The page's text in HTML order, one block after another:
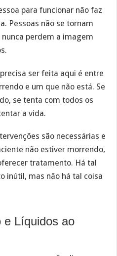
para funcionar não faz
Pessoas não se tornam
nunca perdem a imagem
ser feita aqui é entre
e um que não está. Se
se tenta com todos os
a vida.
são necessárias e
não estiver morrendo,
tratamento. Há tal
inútil, mas não há tal coisa
e Líquidos ao